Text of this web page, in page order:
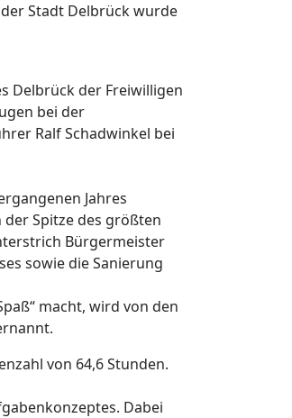
Stadt Delbrück wurde
Delbrück der Freiwilligen
bei der
Ralf Schadwinkel bei
Jahres
Spitze des größten
Bürgermeister
sowie die Sanierung
macht, wird von den
von 64,6 Stunden.
Dabei